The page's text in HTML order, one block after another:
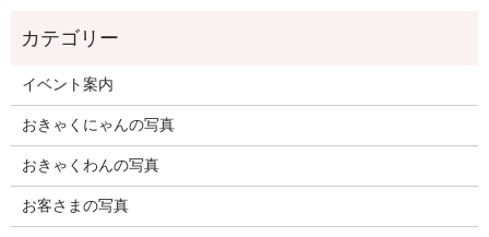
イベント案内
おきゃくにゃんの写真
おきゃくわんの写真
お客さまの写真